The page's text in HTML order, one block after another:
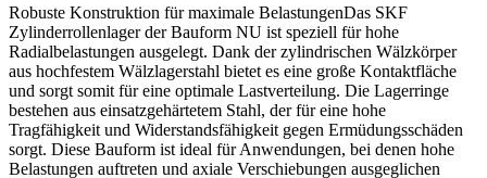
Robuste Konstruktion für maximale BelastungenDas SKF
Zylinderrollenlager der Bauform NU ist speziell für hohe
Radialbelastungen ausgelegt. Dank der zylindrischen Wälzkörper
aus hochfestem Wälzlagerstahl bietet es eine große Kontaktfläche
und sorgt somit für eine optimale Lastverteilung. Die Lagerringe
bestehen aus einsatzgehärtetem Stahl, der für eine hohe
Tragfähigkeit und Widerstandsfähigkeit gegen Ermüdungsschäden
sorgt. Diese Bauform ist ideal für Anwendungen, bei denen hohe
Belastungen auftreten und axiale Verschiebungen ausgeglichen